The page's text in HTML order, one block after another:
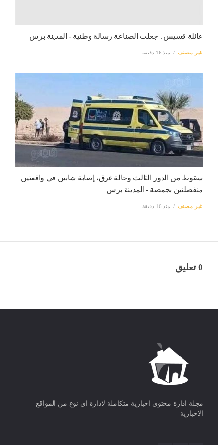
عائلة قسيس.. جعلت الصناعة رسالة وطنية - المدينة برس
غير مصنف منذ 16 دقيقة
سقوط من الدور الثالث وحالة غرق، إصابة شابين في واقعتين
منفصلتين بجمصة - المدينة برس
غير مصنف منذ 16 دقيقة
0 تعليق
مجلة ادارة محتوى اخبارية متكاملة لادارة اى نوع من المواقع
الاخبارية